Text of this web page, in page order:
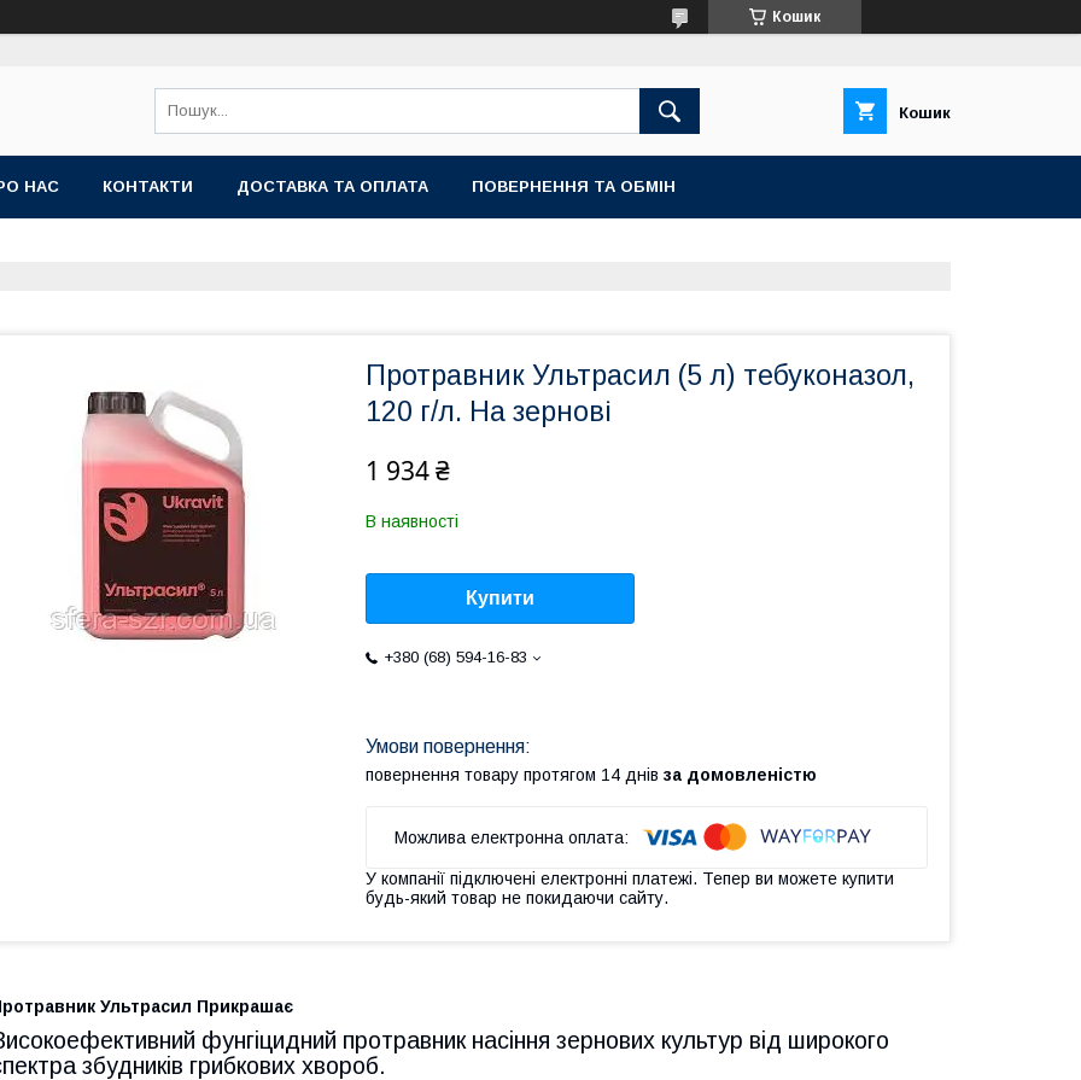
Кошик
Кошик
НАС КОНТАКТИ ДОСТАВКА ТА ОПЛАТА ПОВЕРНЕННЯ ТА ОБМІН
Протравник Ультрасил (5 л) тебуконазол,
120 г/л. На зернові
1 934 ₴
В наявності
Купити
+380 (68) 594-16-83
повернення товару протягом 14 днів за домовленістю
У компанії підключені електронні платежі. Тепер ви можете купити
будь-який товар не покидаючи сайту.
Ультрасил Прикрашає
фунгіцидний протравник насіння зернових культур від широкого
збудників грибкових хвороб.